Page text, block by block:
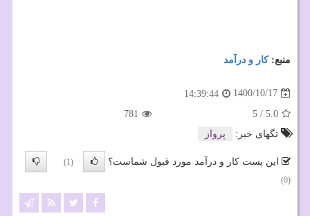
منبع:كار و درآمد
1400/10/17
14:39:44
5.0
/
5
781
تگهای خبر:
پرواز
این پست کار و درآمد مورد قبول شماست؟
(1)
(0)